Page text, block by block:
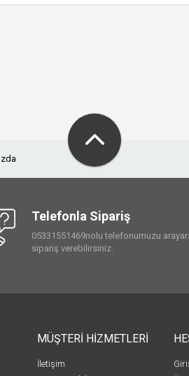
Telefonla Sipariş
05331551469nolu telefonumuzu
sipariş verebilirsiniz.
MÜŞTERİ HİZMETLERİ
İletişim